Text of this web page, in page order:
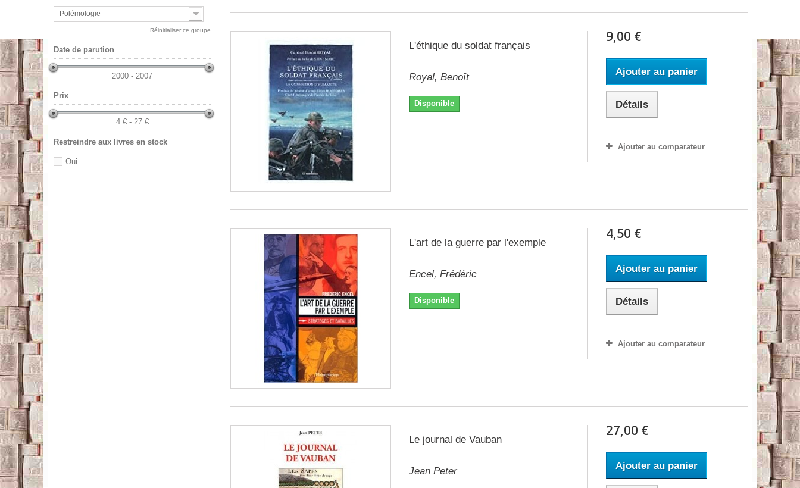
Polémologie
Réinitialiser ce groupe
Date de parution
2000 - 2007
Prix
4 € - 27 €
Restreindre aux livres en stock
Oui
L'éthique du soldat français
Royal, Benoît
Disponible
9,00 €
Ajouter au panier
Détails
Ajouter au comparateur
L'art de la guerre par l'exemple
Encel, Frédéric
Disponible
4,50 €
Ajouter au panier
Détails
Ajouter au comparateur
Le journal de Vauban
Jean Peter
27,00 €
Ajouter au panier